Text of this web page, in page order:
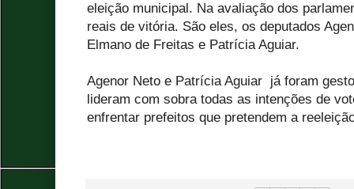
eleição municipal. Na avaliação dos
reais de vitória. São eles, os deputados
Elmano de Freitas e Patrícia Aguiar.
Agenor Neto e Patrícia Aguiar já foram
lideram com sobra todas as intenções de
enfrentar prefeitos que pretendem a